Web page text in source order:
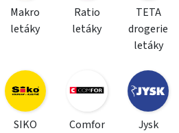
Makro
letáky
Ratio
letáky
TETA
drogerie
letáky
SIKO
Comfor
Jysk